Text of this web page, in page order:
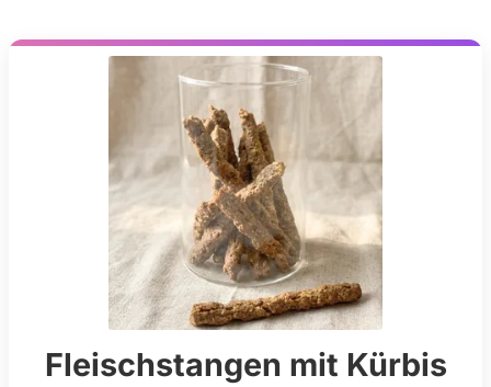
Fleischstangen mit Kürbis